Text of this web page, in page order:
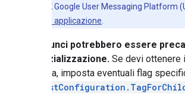
l'SDK Google User Messaging Platform
Aggiungere l'ID applicazione
Gli annunci potrebbero essere
dell'inizializzazione. Se devi ottenere
Svizzera, imposta eventuali flag